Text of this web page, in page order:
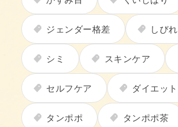
ジェンダー格差 しびれ
シミ スキンケア
セルフケア ダイエット
タンポポ タンポポ茶